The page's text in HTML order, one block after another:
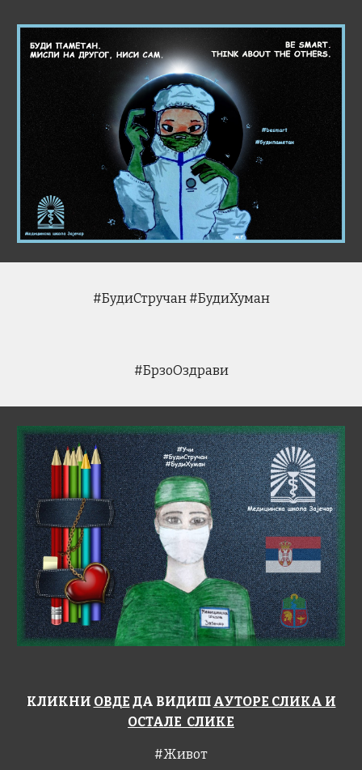
#БудиСтручан #БудиХуман
#БрзоОздрави
КЛИКНИ ОВДЕ ДА ВИДИШ АУТОРЕ СЛИКА И
ОСТАЛЕ СЛИКЕ
#Живот